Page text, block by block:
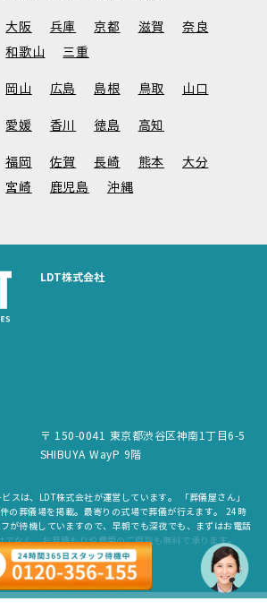
大阪 兵庫 京都 滋賀
奈良
和歌山
三重
岡山 広島 島根 鳥取 山口
愛媛 香川 徳島 高知
福岡 佐賀 長崎 熊本
大分
宮崎
鹿児島 沖縄
LDT株式会社
〒 150-0041 東京都渋谷区神南1丁目6-5
SHIBUYA WayP 9階
スは、LDT株式会社が運営しています。 「葬儀屋さん」
の葬儀場を掲載。最寄りの式場で葬儀が行えます。 24時
が待機していますので、早朝でも深夜でも、まずはお電話
なく、お見積もりや費用のご相談も無料で承ります。
copyright © LDT.Co.Ltd. All Rights Reserved.